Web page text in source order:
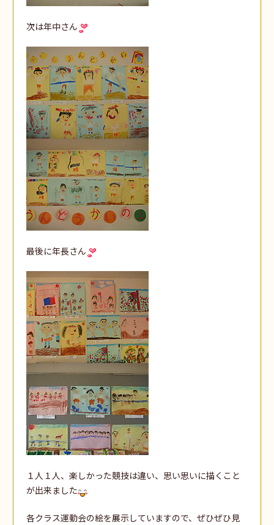
次は年中さん
最後に年長さん
１人１人、楽しかった競技は違い、思い思いに描くこと
が出来ました
各クラス運動会の絵を展示していますので、ぜひぜひ見